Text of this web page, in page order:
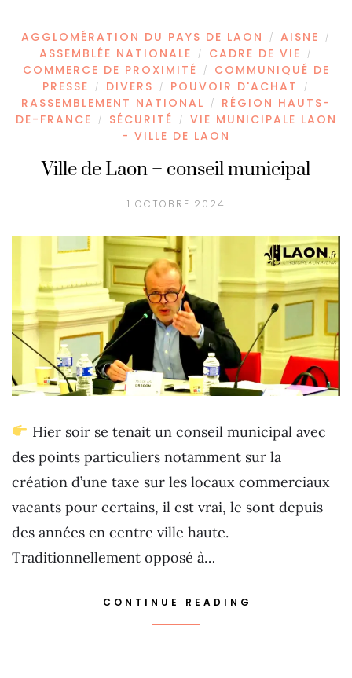
AGGLOMÉRATION DU PAYS DE LAON / AISNE /
ASSEMBLÉE NATIONALE / CADRE DE VIE /
COMMERCE DE PROXIMITÉ /
COMMUNIQUÉ DE
PRESSE
/ DIVERS / POUVOIR D'ACHAT /
RASSEMBLEMENT NATIONAL /
RÉGION HAUTS-
DE-FRANCE
/ SÉCURITÉ /
VIE MUNICIPALE LAON
- VILLE DE LAON
Ville de Laon – conseil municipal
1 OCTOBRE 2024
Hier soir se tenait un conseil municipal avec
des points particuliers notamment sur la
création d’une taxe sur les locaux commerciaux
vacants pour certains, il est vrai, le sont depuis
des années en centre ville haute.
Traditionnellement opposé à…
CONTINUE READING